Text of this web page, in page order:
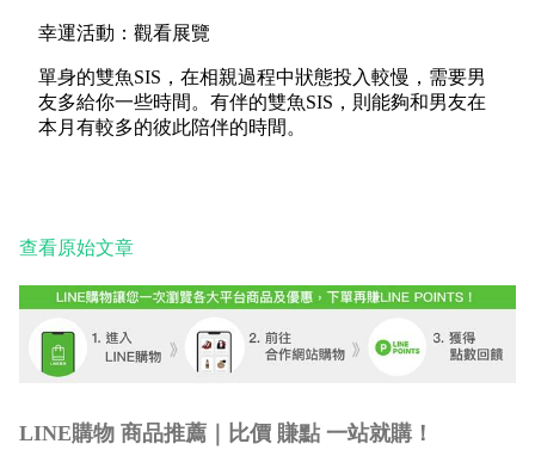
幸運活動：觀看展覽
單身的雙魚SIS，在相親過程中狀態投入較慢，需要男
友多給你一些時間。有伴的雙魚SIS，則能夠和男友在
本月有較多的彼此陪伴的時間。
查看原始文章
LINE購物 商品推薦｜比價 賺點 一站就購！